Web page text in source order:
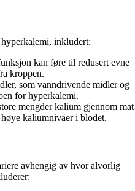
inkludert:
kan føre til redusert evne
kroppen.
som vanndrivende midler og
for hyperkalemi.
mengder kalium gjennom mat
kaliumnivåer i blodet.
avhengig av hvor alvorlig